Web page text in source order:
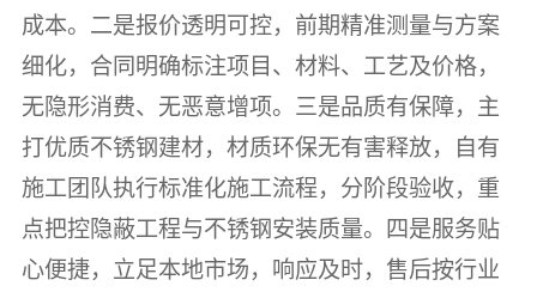
成本。二是报价透明可控，前期精准测量与方案
细化，合同明确标注项目、材料、工艺及价格，
无隐形消费、无恶意增项。三是品质有保障，主
打优质不锈钢建材，材质环保无有害释放，自有
施工团队执行标准化施工流程，分阶段验收，重
点把控隐蔽工程与不锈钢安装质量。四是服务贴
心便捷，立足本地市场，响应及时，售后按行业